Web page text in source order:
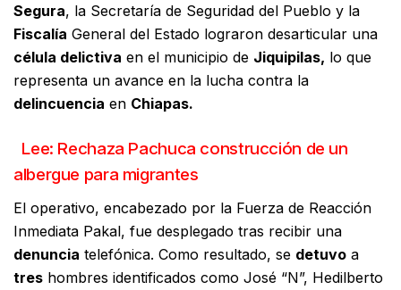
Segura, la Secretaría de Seguridad del Pueblo y la
Fiscalía General del Estado lograron desarticular una
célula delictiva en el municipio de Jiquipilas, lo que
representa un avance en la lucha contra la
delincuencia en Chiapas.
Lee: Rechaza Pachuca construcción de un
albergue para migrantes
El operativo, encabezado por la Fuerza de Reacción
Inmediata Pakal, fue desplegado tras recibir una
denuncia telefónica. Como resultado, se detuvo a
tres hombres identificados como José “N”, Hedilberto